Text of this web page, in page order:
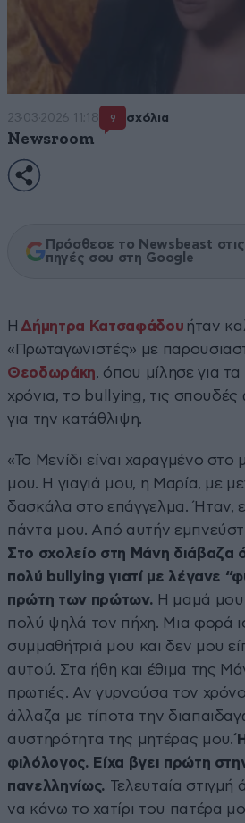
23·03·2026 11:18 9 σχόλια
Newsroom
Πρόσθεσε το Newsbeast στις
πηγές σου στη Google
Η Δήμητρα Κατσαφάδου ήταν
«Πρωταγωνιστές» με
Θεοδωράκη, όπου μίλησε για
χρόνια, το bullying, τις σπουδές
για την κατάθλιψη.
«Το Μενίδι είναι χαραγμένο
μου. Η γιαγιά μου, η Μαρία, με
δασκάλα στο επάγγελμα. Ήταν,
πάντα μου. Από αυτήν
Στο σχολείο στη Μάνη διάβαζα
πολύ bullying γιατί με λέγανε
πρώτη των πρώτων. Η μαμά μου
πολύ ψηλά τον πήχη. Μια φορά
συμμαθήτριά μου και δεν μου
αυτού. Στα ήθη και έθιμα της
πρωτιές. Αν γυρνούσα τον
άλλαζα με τίποτα την
αυστηρότητα της μητέρας μου.
φιλόλογος. Είχα βγει πρώτη
πανελληνίως. Τελευταία στιγμή
να κάνω το χατίρι του πατέρα